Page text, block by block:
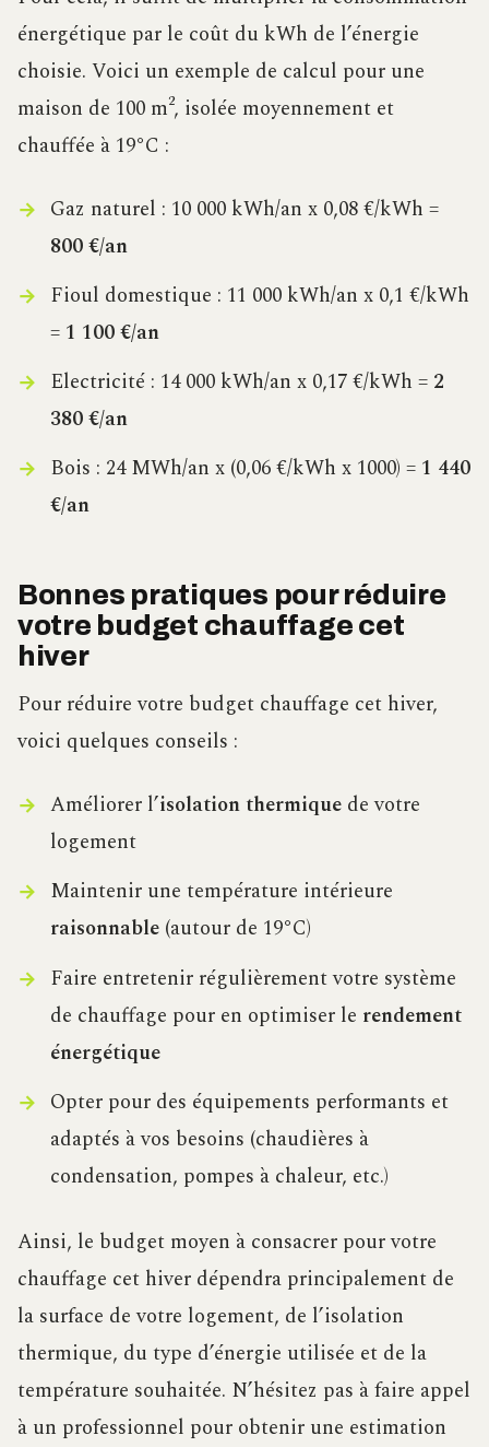
énergétique par le coût du kWh de l’énergie
choisie. Voici un exemple de calcul pour une
maison de 100 m², isolée moyennement et
chauffée à 19°C :
Gaz naturel : 10 000 kWh/an x 0,08 €/kWh =
800 €/an
Fioul domestique : 11 000 kWh/an x 0,1 €/kWh
= 1 100 €/an
Electricité : 14 000 kWh/an x 0,17 €/kWh = 2
380 €/an
Bois : 24 MWh/an x (0,06 €/kWh x 1000) = 1 440
€/an
Bonnes pratiques pour réduire
votre budget chauffage cet
hiver
Pour réduire votre budget chauffage cet hiver,
voici quelques conseils :
Améliorer l’isolation thermiquede votre
logement
Maintenir une température intérieure
raisonnable(autour de 19°C)
Faire entretenir régulièrement votre système
de chauffage pour en optimiser le rendement
énergétique
Opter pour des équipements performants et
adaptés à vos besoins (chaudières à
condensation, pompes à chaleur, etc.)
Ainsi, le budget moyen à consacrer pour votre
chauffage cet hiver dépendra principalement de
la surface de votre logement, de l’isolation
thermique, du type d’énergie utilisée et de la
température souhaitée. N’hésitez pas à faire appel
à un professionnel pour obtenir une estimation